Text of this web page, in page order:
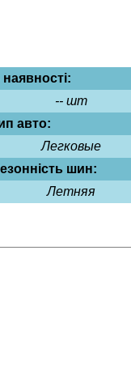
наявності:
-- шт
авто:
Легковые
шин:
Летняя